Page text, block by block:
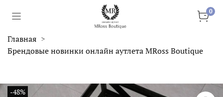
0
Главная
Брендовые новинки онлайн аутлета MRoss Boutique
-48%